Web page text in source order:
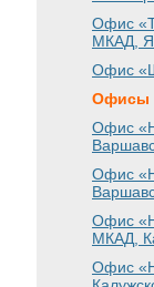
Офис
МКАД,
Офис
Офисы
Офис
Офис
Офис
МКАД,
Офис